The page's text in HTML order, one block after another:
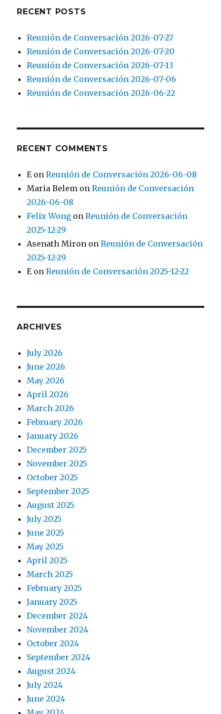
RECENT POSTS
Reunión de Conversación 2026-07-27
Reunión de Conversación 2026-07-20
Reunión de Conversación 2026-07-13
Reunión de Conversación 2026-07-06
Reunión de Conversación 2026-06-22
RECENT COMMENTS
E onReunión de Conversación 2026-06-08
Maria Belem onReunión de Conversación
2026-06-08
Felix Wong onReunión de Conversación
2025-12-29
Asenath Miron onReunión de Conversación
2025-12-29
E onReunión de Conversación 2025-12-22
ARCHIVES
July 2026
June 2026
May 2026
April 2026
March 2026
February 2026
January 2026
December 2025
November 2025
October 2025
September 2025
August 2025
July 2025
June 2025
May 2025
April 2025
March 2025
February 2025
January 2025
December 2024
November 2024
October 2024
September 2024
August 2024
July 2024
June 2024